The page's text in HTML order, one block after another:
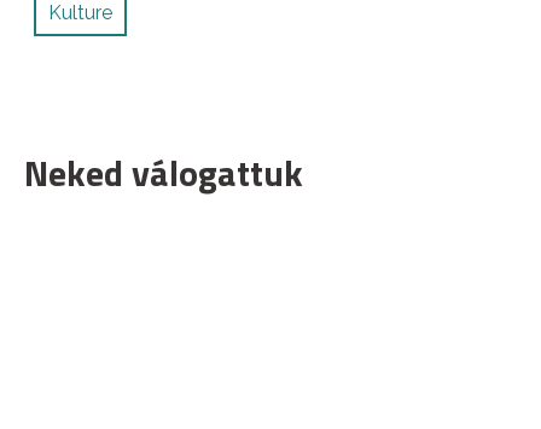
Kulture
Neked válogattuk